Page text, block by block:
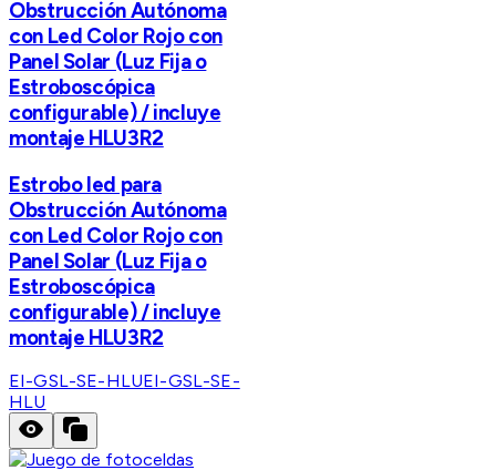
Obstrucción Autónoma
con Led Color Rojo con
Panel Solar (Luz Fija o
Estroboscópica
configurable) / incluye
montaje HLU3R2
Estrobo led para
Obstrucción Autónoma
con Led Color Rojo con
Panel Solar (Luz Fija o
Estroboscópica
configurable) / incluye
montaje HLU3R2
EI-GSL-SE-HLUEI-GSL-SE-
HLU